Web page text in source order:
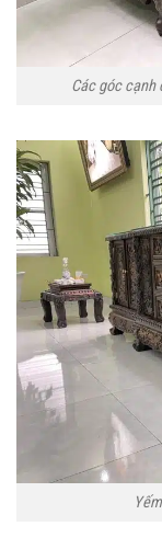
Các góc cạnh